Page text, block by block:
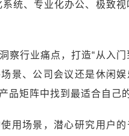
系统、专业化办公、极致
察行业痛点，打造“从入
景、公司会议还是休闲
品矩阵中找到最适合自己
用场景，潜心研究用户